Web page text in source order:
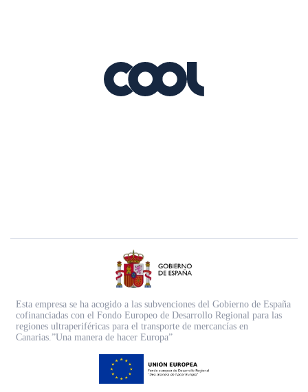
Esta empresa se ha acogido a las subvenciones del Gobierno de España
cofinanciadas con el Fondo Europeo de Desarrollo Regional para las
regiones ultraperiféricas para el transporte de mercancías en
Canarias.”Una manera de hacer Europa”